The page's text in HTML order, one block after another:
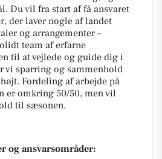
Du vil fra start af få ansvaret
der laver nogle af landet
og arrangementer –
team af erfarne
til at vejlede og guide dig i
vi sparring og sammenhold
Fordeling af arbejde på
er omkring 50/50, men vil
til sæsonen.
og ansvarsområder: